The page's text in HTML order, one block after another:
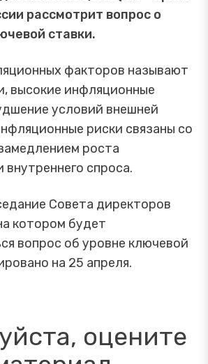
рассмотрит вопрос о
ставки.
факторов называют
высокие инфляционные
условий внешней
риски связаны со
роста
внутреннего спроса.
Совета директоров
котором будет
вопрос об уровне ключевой
на 25 апреля.
оцените